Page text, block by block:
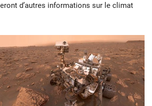
d’autres informations sur le climat